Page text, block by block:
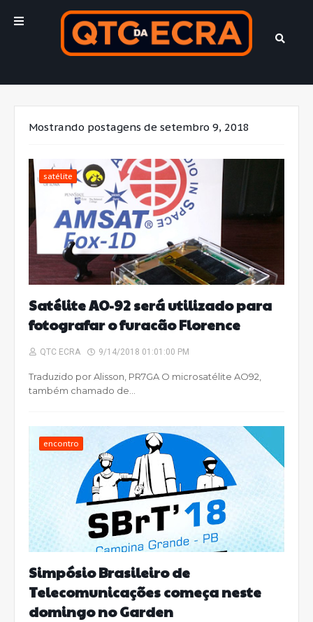
Mostrando postagens de setembro 9, 2018
satélite
Satélite AO-92 será utilizado para
fotografar o furacão Florence
QTC ECRA 9/14/2018 01:01:00 PM
Traduzido por Alisson, PR7GA O microsatélite AO92,
também chamado de…
encontro
Simpósio Brasileiro de
Telecomunicações começa neste
domingo no Garden